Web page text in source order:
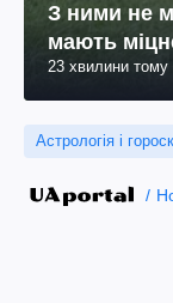
З ними не
мають
23 хвилини тому
Астрологія і